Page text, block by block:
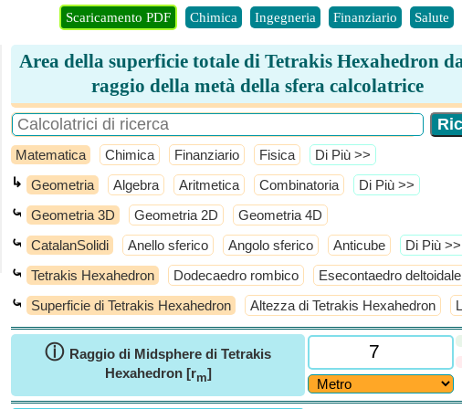
Scaricamento PDF Chimica Ingegneria Finanziario Salute
Area della superficie totale di Tetrakis Hexahedron
raggio della metà della sfera calcolatrice
Matematica Chimica Finanziario Fisica ​Di Più >>
↳ Geometria Algebra Aritmetica Combinatoria ​Di Più >>
⤿ Geometria 3D Geometria 2D Geometria 4D
⤿ CatalanSolidi Anello sferico Angolo sferico Anticube ​Di Più >>
⤿ Tetrakis Hexahedron Dodecaedro rombico Esecontaedro deltoidale
⤿ Superficie di Tetrakis Hexahedron Altezza di Tetrakis Hexahedron
ⓘ Raggio di Midsphere di Tetrakis
Hexahedron [rm]